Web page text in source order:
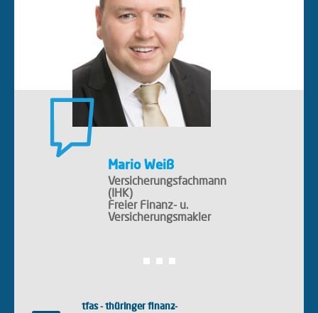
Mario Weiß
Versicherungsfachmann
(IHK)
Freier Finanz- u.
Versicherungsmakler
tfas - thüringer finanz-